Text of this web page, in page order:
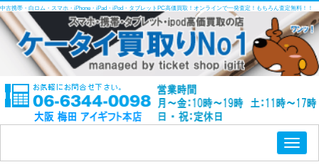
中古携帯・白ロム・スマホ・iPhone・iPad・iPod・タブレットPC高価買取！オンラインで一発査定！もちろん査定無料！！